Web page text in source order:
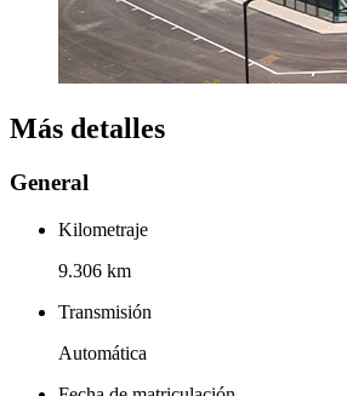
Más detalles
General
Kilometraje
9.306 km
Transmisión
Automática